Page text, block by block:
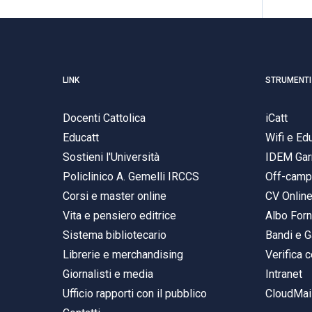
LINK
Docenti Cattolica
Educatt
Sostieni l'Università
Policlinico A. Gemelli IRCCS
Corsi e master online
Vita e pensiero editrice
Sistema bibliotecario
Librerie e merchandising
Giornalisti e media
Ufficio rapporti con il pubblico
STRUMENTI
iCatt
Wifi e
IDEM
Off-
CV Online
Albo
Bandi e
Verifica
Intranet